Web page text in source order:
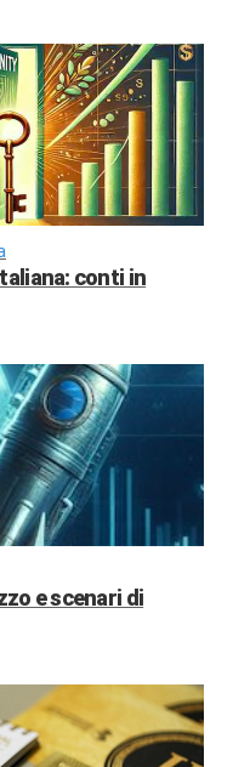
conti in
e scenari di